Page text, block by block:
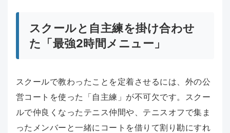
スクールと自主練を掛け合わせ
た「最強2時間メニュー」
スクールで教わったことを定着させるには、外の公
営コートを使った「自主練」が不可欠です。スクー
ルで仲良くなったテニス仲間や、テニスオフで集ま
ったメンバーと一緒にコートを借りて割り勘にすれ